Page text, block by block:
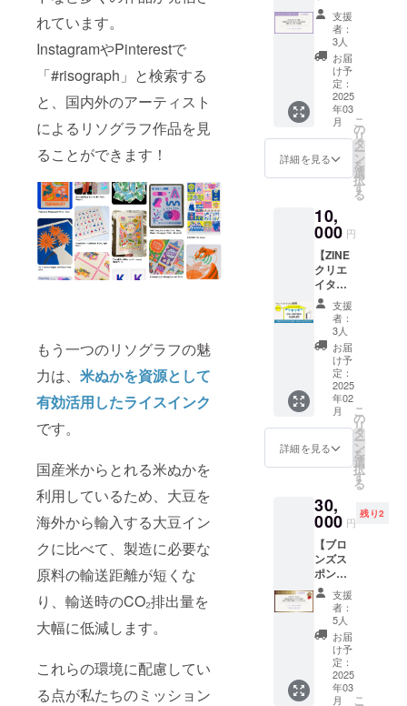
れています。
InstagramやPinterestで
「#risograph」と検索する
と、国内外のアーティスト
によるリソグラフ作品を見
ることができます！
もう一つのリソグラフの魅
力は、 米ぬかを資源として
有効活用したライスインク
です。
国産米からとれる米ぬかを
利用しているため、大豆を
海外から輸入する大豆イン
クに比べて、製造に必要な
原料の輸送距離が短くな
り、輸送時のCO₂排出量を
大幅に低減します。
これらの環境に配慮してい
る点が私たちのミッション
ズに
よって
値段が
異なり
ます）
・イン
ク代は
別途：
770円〜
1,210円
クの種
類に
値段が
異なり
ます）
・イン
クは持
ち込み
OK ・
版、イ
ンクは
持ち帰
り
OK（ご
自宅ま
たは次
回来店
時にご
利用い
ただけ
ます）
期間：
オープ
ンから1
年間
ーーー
ーーー
ーーー
ー ・フ
リープ
ラン60
分チ
ケット
（シル
クスク
リー
お子様
（落ち
着いて
座って
お絵描
きがで
きるく
らい）
もご利
用いた
だけま
道具類
や作品
などが
たくさ
んあり
ますの
で、走
り回ら
ないよ
うにお
気をつ
けくだ
さい。
・現金
への交
きませ
んので
い。 ・
来店時
にご利
用いた
だけま
す。ス
タッフ
に紙チ
ケット
をお見
せくだ
さい。
・デザ
イン
＆サ
ポート
しま
す。 ・
2枚同時
でのご
利用と
なりま
す。
（ご家
族やご
利用く
ださ
い） ・
保護者
同伴で
あれば
小さい
お子様
（落ち
着いて
座って
お絵描
きがで
きるく
らい）
もご利
用いた
オには
道具類
や作品
などが
たくさ
んあり
ますの
で、走
り回ら
ないよ
うにお
気をつ
けくだ
さい。
ポン
サー】
HPのス
ポン
サー欄
に支援
者様の
法人名
もしく
はお名
前を掲
載いた
しま
（希望
制） ・
掲載期
間：HP
公開日
から3年
間 ・掲
載方
法：文
字の
み、ロ
ゴ／バ
ナーの
掲載は
不可 ・
注意事
項：掲
援時
に、必
ず備考
欄に希
望され
る法人
名もし
くはお
名前
（ニッ
クネー
ム可）
をご記
入くだ
支援
者：
3人
お届
け予
定：
2025
年03
月
詳細を見る
こ
の
リ
タ
ー
ン
を
選
択
す
る
10,
000 円
【ZINE
クリエ
イター
向けプ
ランB】
店内に
ZINE作
品を展
示＆販
売して
いただ
けま
す！ ・
展示＆
販売期
間：出
ら6ヶ月
間 ・
ZINE作
品を1種
類、10
点まで
お預か
りしま
す。 ・
期間内
に完売
した場
合は追
加で納
支援
者：
3人
お届
け予
定：
2025
年02
月
詳細を見る
こ
の
リ
タ
ー
ン
を
選
択
す
る
30,
000 円
残り2
【ブロ
ンズス
ポン
サー】
①店内
にリソ
グラフ
作品を
展示＆
販売し
ていた
支援
者：
5人
お届
け予
定：
2025
年03
月
こ